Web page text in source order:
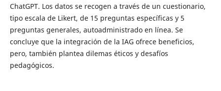
ChatGPT. Los datos se recogen a través de un cuestionario,
tipo escala de Likert, de 15 preguntas específicas y 5
preguntas generales, autoadministrado en línea. Se
concluye que la integración de la IAG ofrece beneficios,
pero, también plantea dilemas éticos y desafíos
pedagógicos.